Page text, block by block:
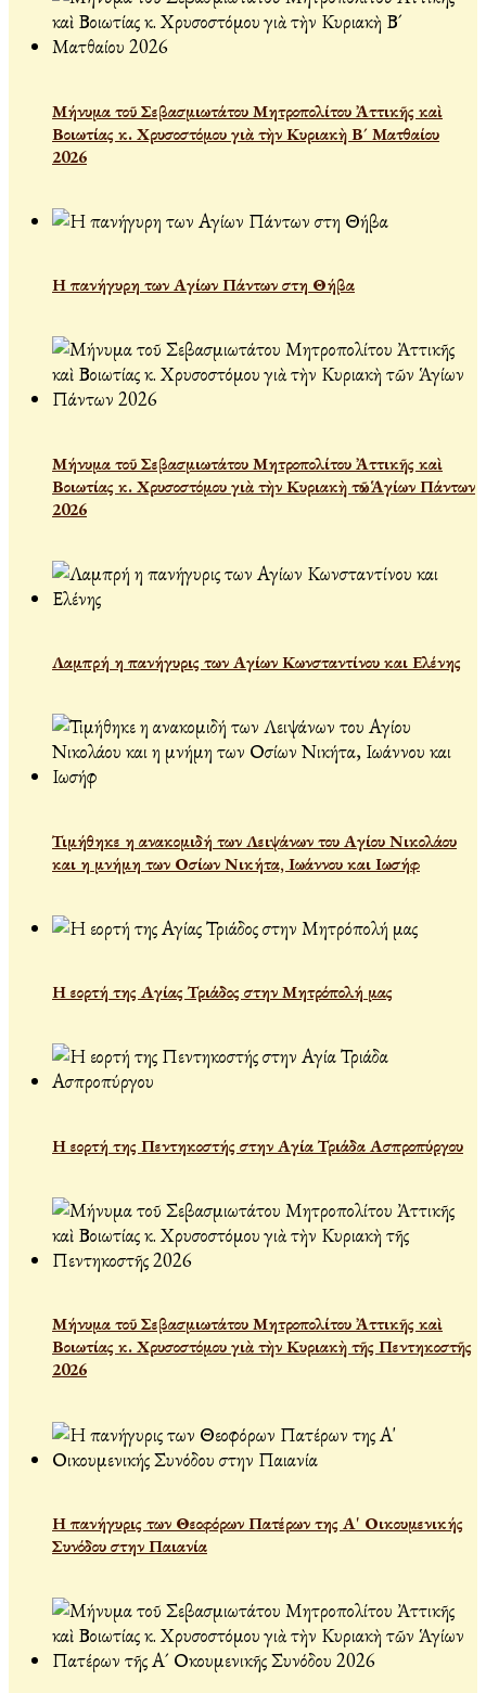
Μήνυμα τοῦ Σεβασμιωτάτου Μητροπολίτου Ἀττικῆς καὶ
Βοιωτίας κ. Χρυσοστόμου γιὰ τὴν Κυριακὴ Β´ Ματθαίου
2026
Η πανήγυρη των Αγίων Πάντων στη Θήβα
Μήνυμα τοῦ Σεβασμιωτάτου Μητροπολίτου Ἀττικῆς καὶ
Βοιωτίας κ. Χρυσοστόμου γιὰ τὴν Κυριακὴ τῶν Ἁγίων Πάντων
2026
Λαμπρή η πανήγυρις των Αγίων Κωνσταντίνου και Ελένης
Τιμήθηκε η ανακομιδή των Λειψάνων του Αγίου Νικολάου
και η μνήμη των Οσίων Νικήτα, Ιωάννου και Ιωσήφ
Η εορτή της Αγίας Τριάδος στην Μητρόπολή μας
Η εορτή της Πεντηκοστής στην Αγία Τριάδα Ασπροπύργου
Μήνυμα τοῦ Σεβασμιωτάτου Μητροπολίτου Ἀττικῆς καὶ
Βοιωτίας κ. Χρυσοστόμου γιὰ τὴν Κυριακὴ τῆς Πεντηκοστῆς
2026
Η πανήγυρις των Θεοφόρων Πατέρων της Α' Οικουμενικής
Συνόδου στην Παιανία